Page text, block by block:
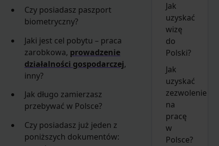
Czy posiadasz paszport
biometryczny?
Jaki jest cel pobytu – praca
zarobkowa, prowadzenie
działalności gospodarczej,
inny?
Jak długo zamierzasz
przebywać w Polsce?
Czy posiadasz już jeden z
poniższych dokumentów:
Jak
uzyskać
wizę
do
Polski?
Jak
uzyskać
zezwolenie
na
pracę
w
Polsce?